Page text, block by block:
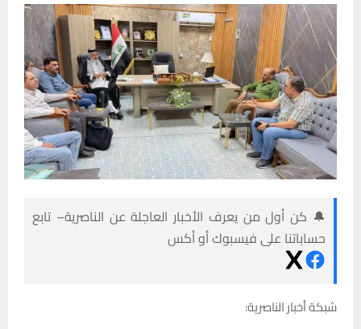
🔔 كن أول من يعرف الأخبار العاجلة عن الناصرية– تابع
حساباتنا على فيسبوك أو أكس
شبكة أخبار الناصرية: